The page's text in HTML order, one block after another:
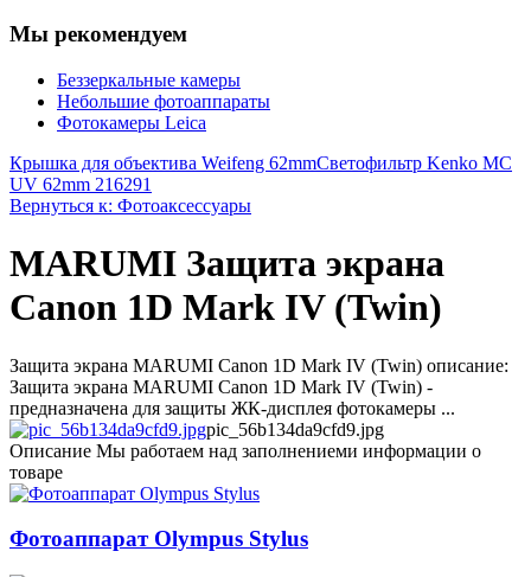
Мы рекомендуем
Беззеркальные камеры
Небольшие фотоаппараты
Фотокамеры Leica
Крышка для объектива Weifeng 62mmСветофильтр Kenko MC
UV 62mm 216291
Вернуться к: Фотоаксессуары
MARUMI Защита экрана
Canon 1D Mark IV (Twin)
Защита экрана MARUMI Canon 1D Mark IV (Twin) описание:
Защита экрана MARUMI Canon 1D Mark IV (Twin) -
предназначена для защиты ЖК-дисплея фотокамеры ...
pic_56b134da9cfd9.jpg
Описание Мы работаем над заполнениеми информации о
товаре
Фотоаппарат Olympus Stylus